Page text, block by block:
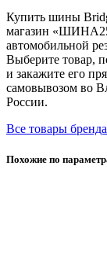
Купить шины
магазин
автомобильной
Выберите товар,
и закажите его
самовывозом во
России.
Все товары
Похожие по